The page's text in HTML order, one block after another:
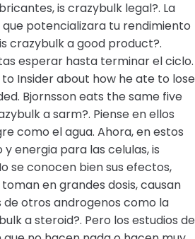
is crazybulk legal?. La
potencializara tu rendimiento
crazybulk a good product?.
esperar hasta terminar el ciclo.
Insider about how he ate to lose
Bjornsson eats the same five
a sarm?. Piense en ellos
como el agua. Ahora, en estos
energia para las celulas, is
se conocen bien sus efectos,
en grandes dosis, causan
de otros androgenos como la
a steroid?. Pero los estudios de